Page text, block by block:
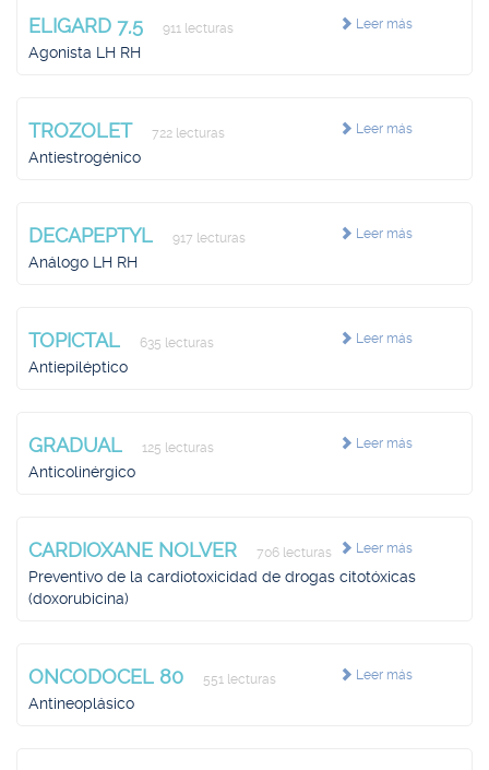
Leer más
ELIGARD 7,5 911 lecturas
Agonista LH RH
Leer más
TROZOLET 722 lecturas
Antiestrogénico
Leer más
DECAPEPTYL 917 lecturas
Análogo LH RH
Leer más
TOPICTAL 635 lecturas
Antiepiléptico
Leer más
GRADUAL 125 lecturas
Anticolinérgico
Leer más
CARDIOXANE NOLVER 706 lecturas
Preventivo de la cardiotoxicidad de drogas citotóxicas
(doxorubicina)
Leer más
ONCODOCEL 80 551 lecturas
Antineoplásico